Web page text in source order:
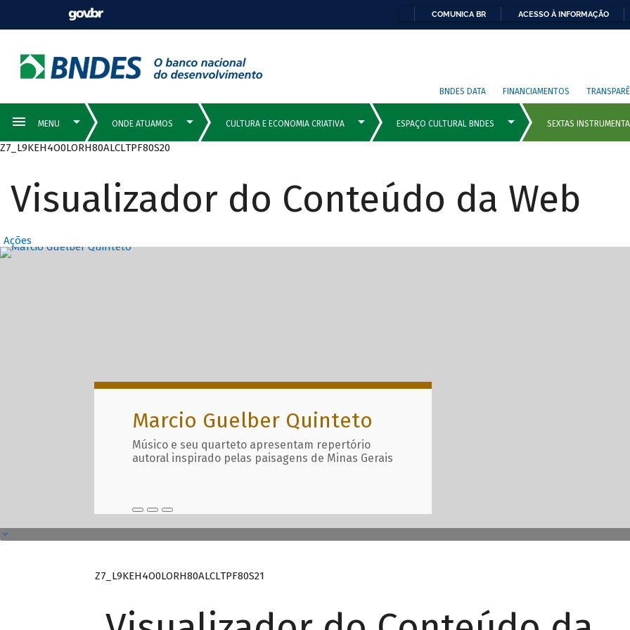
COMUNICA BR ACESSO À INFORMAÇÃO
BNDES DATA FINANCIAMENTOS
Z7_L9KEH4O0LORH80ALCLTPF80S20
Visualizador do Conteúdo da Web
Ações
Destaques Principais com
Marcio Guelber Quinteto
Músico e seu quarteto apresentam repertório
autoral inspirado pelas paisagens de Minas Gerais
Z7_L9KEH4O0LORH80ALCLTPF80S21